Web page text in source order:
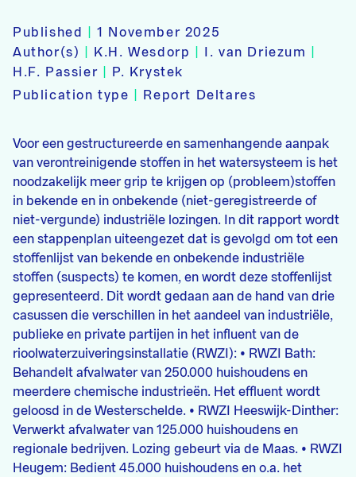
Published |1 November 2025
Author(s)
K.H. Wesdorp I. van Driezum
H.F. Passier
P. Krystek
Publication type
Report Deltares
Voor een gestructureerde en samenhangende aanpak
van verontreinigende stoffen in het watersysteem is het
noodzakelijk meer grip te krijgen op (probleem)stoffen
in bekende en in onbekende (niet-geregistreerde of
niet-vergunde) industriële lozingen. In dit rapport wordt
een stappenplan uiteengezet dat is gevolgd om tot een
stoffenlijst van bekende en onbekende industriële
stoffen (suspects) te komen, en wordt deze stoffenlijst
gepresenteerd. Dit wordt gedaan aan de hand van drie
casussen die verschillen in het aandeel van industriële,
publieke en private partijen in het influent van de
rioolwaterzuiveringsinstallatie (RWZI): • RWZI Bath:
Behandelt afvalwater van 250.000 huishoudens en
meerdere chemische industrieën. Het effluent wordt
geloosd in de Westerschelde. • RWZI Heeswijk-Dinther:
Verwerkt afvalwater van 125.000 huishoudens en
regionale bedrijven. Lozing gebeurt via de Maas. • RWZI
Heugem: Bedient 45.000 huishoudens en o.a. het